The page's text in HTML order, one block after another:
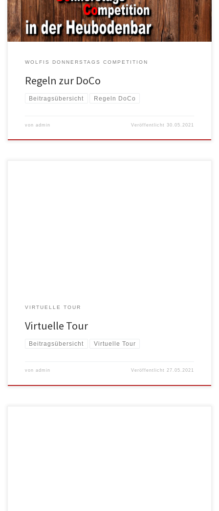
WOLFIS DONNERSTAGS COMPETITION
Regeln zur DoCo
Beitragsübersicht Regeln DoCo
von admin Veröffentlicht30.05.2021
VIRTUELLE TOUR
Virtuelle Tour
Beitragsübersicht Virtuelle Tour
von admin Veröffentlicht27.05.2021